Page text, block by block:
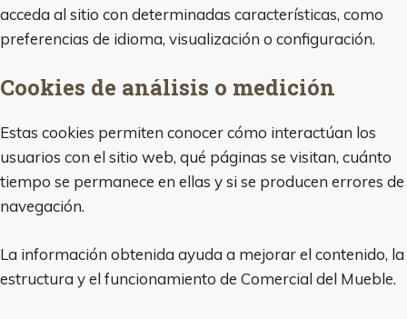
acceda al sitio con determinadas características, como
preferencias de idioma, visualización o configuración.
Cookies de análisis o medición
Estas cookies permiten conocer cómo interactúan los
usuarios con el sitio web, qué páginas se visitan, cuánto
tiempo se permanece en ellas y si se producen errores de
navegación.
La información obtenida ayuda a mejorar el contenido, la
estructura y el funcionamiento de Comercial del Mueble.